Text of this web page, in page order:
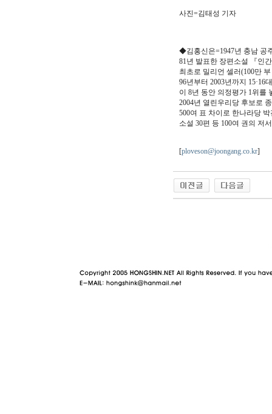
사진=김태성 기자
◆김홍신은=1947년 충남 공
81년 발표한 장편소설 『인
최초로 밀리언 셀러(100만
96년부터 2003년까지 15·16
이 8년 동안 의정평가 1위를
2004년 열린우리당 후보로
500여 표 차이로 한나라당
소설 30편 등 100여 권의 저
[ploveson@joongang.co.kr]